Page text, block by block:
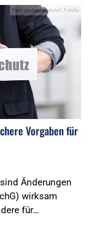
Foto:contrastwerkstatt_Fotolia
Vorgaben für
Änderungen
wirksam
für…